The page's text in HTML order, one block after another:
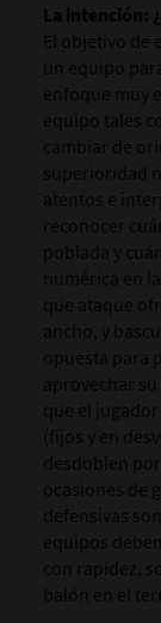
La intención:
El objetivo de
un equipo
enfoque muy
equipo tales
cambiar de
superioridad
atentos e
reconocer
poblada y
numérica en
que ataque
ancho, y
opuesta para
aprovechar
que el
(fijos y en
desdoblen
ocasiones de
defensivas
equipos
con rapidez,
balón en el